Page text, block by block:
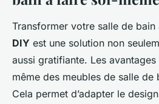
Transformer votre salle de bain
DIY est une solution non
aussi gratifiante. Les
même des meubles de salle de
Cela permet d’adapter le